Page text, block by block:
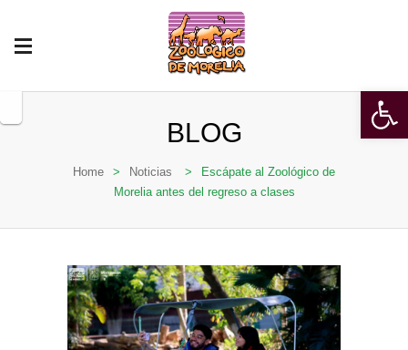
BLOG
Home > Noticias >
Escápate al Zoológico de
Morelia antes del regreso a clases